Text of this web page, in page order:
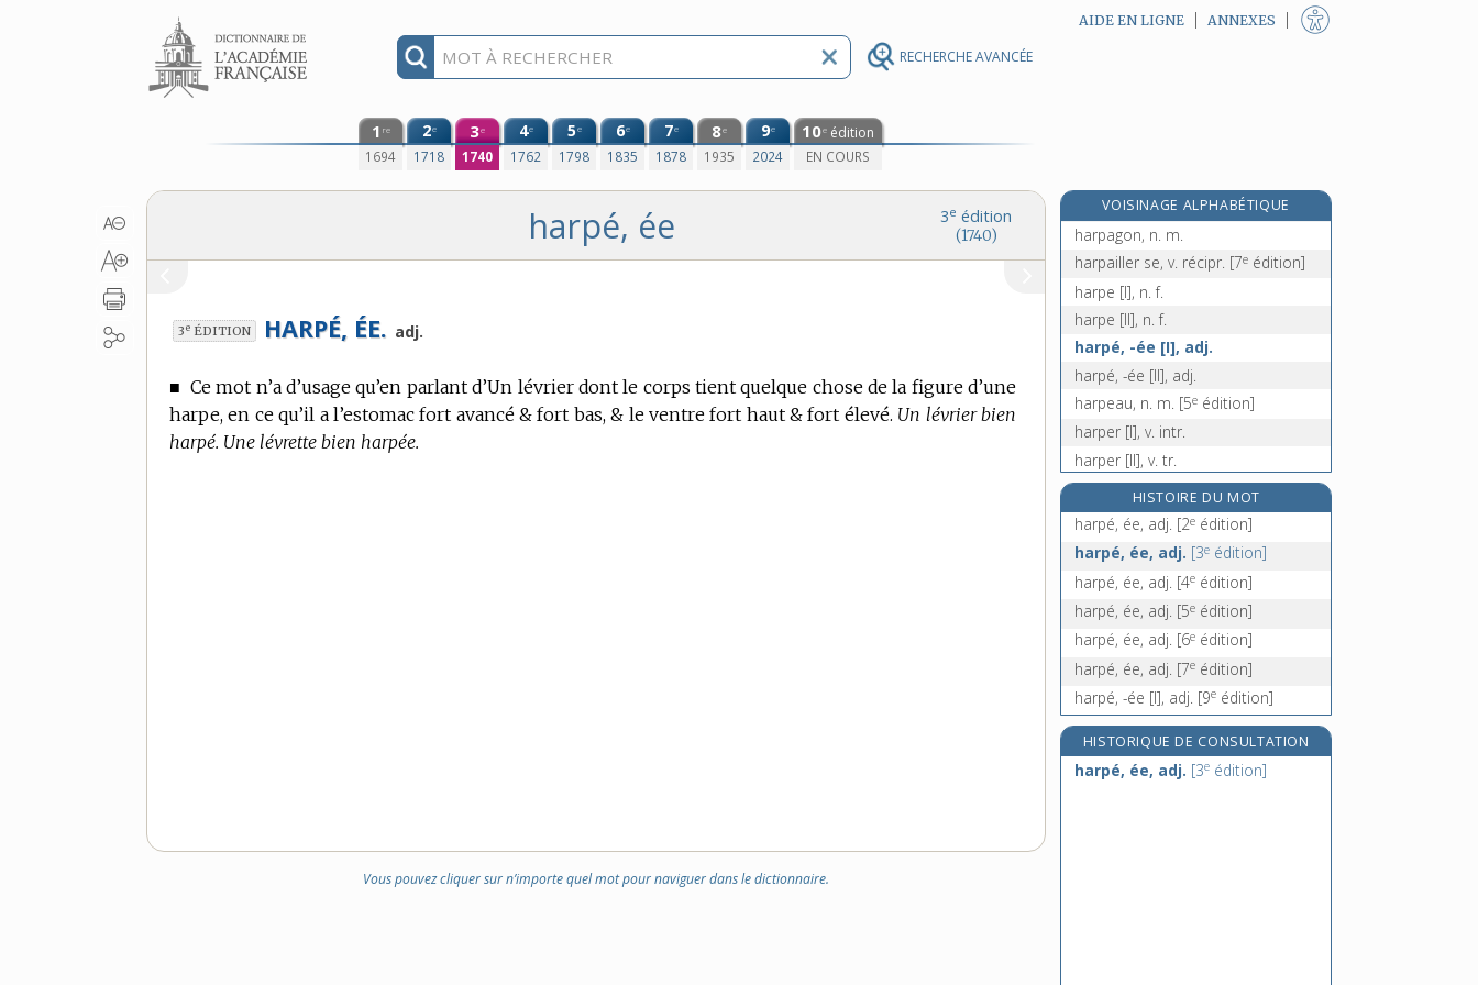
RECHERCHE AVANCÉE
Aller au contenu AIDE EN LIGNE ANNEXES
1 re
1694
2e
1718
3e
1740
4e
1762
5e
1798
6e
1835
7e
1878
8e
1935
9e
2024
10e édition
EN COURS
3e édition
(1740)
harpé, ée
3e ÉDITION HARPÉ, ÉE. adj.
■Ce mot n’a d’usage qu’en parlant d’Un lévrier dont le corps tient quelque chose de la figure d’une
harpe, en ce qu’il a l’estomac fort avancé & fort bas, & le ventre fort haut & fort élevé. Un lévrier bien
harpé. Une lévrette bien harpée.
Vous pouvez cliquer sur n’importe quel mot pour naviguer dans le dictionnaire.
VOISINAGE ALPHABÉTIQUE
harpage, n. m.
harpagon, n. m.
harpailler se, v. récipr. [7e édition]
harpe [I], n. f.
harpe [II], n. f.
harpé, -ée [I], adj.
harpé, -ée [II], adj.
harpeau, n. m. [5e édition]
harper [I], v. intr.
harper [II], v. tr.
harpie, n. f.
harpiste, n.
harpon, n. m.
harponnage, n. m.
HISTOIRE DU MOT
harpé, ée, adj. [2e édition]
harpé, ée, adj. [3e édition]
harpé, ée, adj. [4e édition]
harpé, ée, adj. [5e édition]
harpé, ée, adj. [6e édition]
harpé, ée, adj. [7e édition]
harpé, -ée [I], adj. [9e édition]
HISTORIQUE DE CONSULTATION
harpé, ée, adj. [3e édition]